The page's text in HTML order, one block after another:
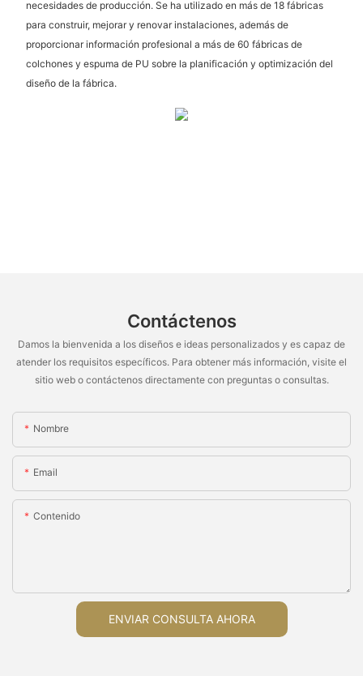
necesidades de producción. Se ha utilizado en más de 18 fábricas
para construir, mejorar y renovar instalaciones, además de
proporcionar información profesional a más de 60 fábricas de
colchones y espuma de PU sobre la planificación y optimización del
diseño de la fábrica.
Contáctenos
Damos la bienvenida a los diseños e ideas personalizados y es capaz de
atender los requisitos específicos. Para obtener más información, visite el
sitio web o contáctenos directamente con preguntas o consultas.
Nombre
Email
Contenido
ENVIAR CONSULTA AHORA